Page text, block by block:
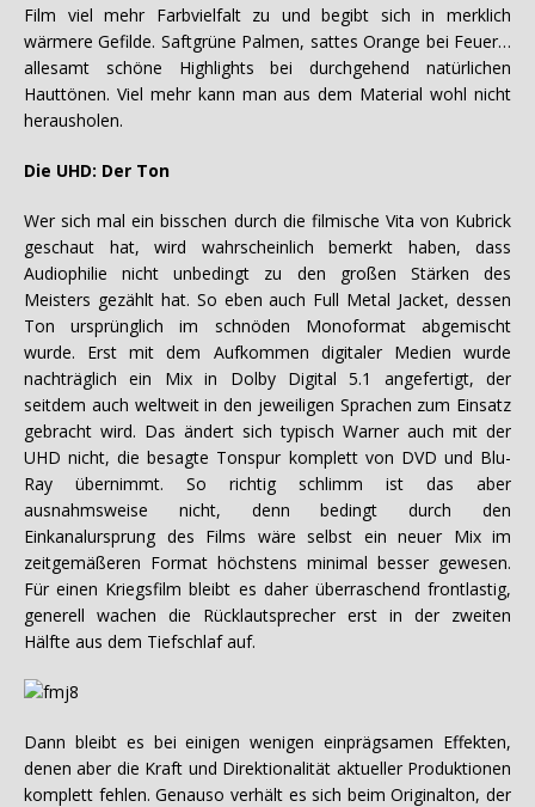
Film viel mehr Farbvielfalt zu und begibt sich in merklich
wärmere Gefilde. Saftgrüne Palmen, sattes Orange bei Feuer…
allesamt schöne Highlights bei durchgehend natürlichen
Hauttönen. Viel mehr kann man aus dem Material wohl nicht
herausholen.
Die UHD: Der Ton
Wer sich mal ein bisschen durch die filmische Vita von Kubrick
geschaut hat, wird wahrscheinlich bemerkt haben, dass
Audiophilie nicht unbedingt zu den großen Stärken des
Meisters gezählt hat. So eben auch Full Metal Jacket, dessen
Ton ursprünglich im schnöden Monoformat abgemischt
wurde. Erst mit dem Aufkommen digitaler Medien wurde
nachträglich ein Mix in Dolby Digital 5.1 angefertigt, der
seitdem auch weltweit in den jeweiligen Sprachen zum Einsatz
gebracht wird. Das ändert sich typisch Warner auch mit der
UHD nicht, die besagte Tonspur komplett von DVD und Blu-
Ray übernimmt. So richtig schlimm ist das aber
ausnahmsweise nicht, denn bedingt durch den
Einkanalursprung des Films wäre selbst ein neuer Mix im
zeitgemäßeren Format höchstens minimal besser gewesen.
Für einen Kriegsfilm bleibt es daher überraschend frontlastig,
generell wachen die Rücklautsprecher erst in der zweiten
Hälfte aus dem Tiefschlaf auf.
Dann bleibt es bei einigen wenigen einprägsamen Effekten,
denen aber die Kraft und Direktionalität aktueller Produktionen
komplett fehlen. Genauso verhält es sich beim Originalton, der